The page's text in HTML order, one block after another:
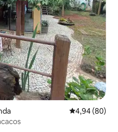
4,94 de uma
4,94 (80)